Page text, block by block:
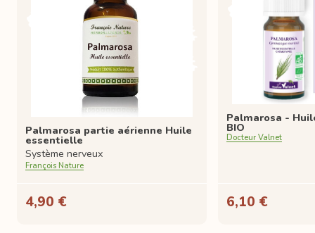
Palmarosa partie aérienne Huile
essentielle
Système nerveux
François Nature
4,90 €
Palmarosa -
BIO
Docteur Valnet
6,10 €